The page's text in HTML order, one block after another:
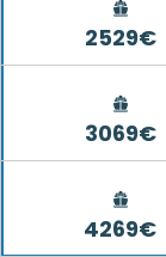
2529€
3069€
4269€